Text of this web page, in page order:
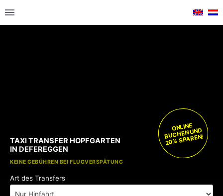
KOSTENLOSE KINDERSITZE
KEINE GEBÜHREN BEI FLUGVERSPÄTUNG
TAXI TRANSFER HOPFGARTEN
IN DEFEREGGEN
ONLINE
BUCHEN UND
20% SPAREN!
Art des Transfers